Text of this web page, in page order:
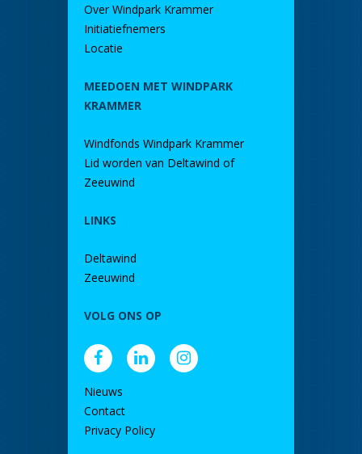
Over Windpark Krammer
Initiatiefnemers
Locatie
MEEDOEN MET WINDPARK
KRAMMER
Windfonds Windpark Krammer
Lid worden van Deltawind of
Zeeuwind
LINKS
Deltawind
Zeeuwind
VOLG ONS OP
Nieuws
Contact
Privacy Policy